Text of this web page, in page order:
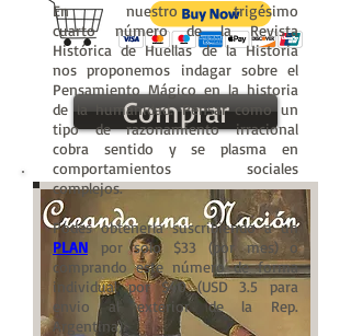
Comprar
En nuestro trigésimo
cuarto número de la Revista
Histórica de Huellas de la Historia
nos proponemos indagar sobre el
Pensamiento Mágico en la historia
de la humanidad. Pensar como un
tipo de razonamiento irracional
cobra sentido y se plasma en
comportamientos sociales
complejos.
Podés obtenerla suscribiendo a un
PLAN
por solo $33 (por mes) o
comprando este número de forma
individual por $40 (USD 3.5 para
envio al exterior de la Rep.
Argentina).